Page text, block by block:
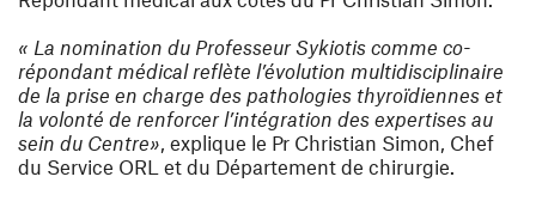
« La nomination du Professeur Sykiotis comme co-
répondant médical reflète l’évolution multidisciplinaire
de la prise en charge des pathologies thyroïdiennes et
la volonté de renforcer l’intégration des expertises au
sein du Centre», explique le Pr Christian Simon, Chef
du Service ORL et du Département de chirurgie.